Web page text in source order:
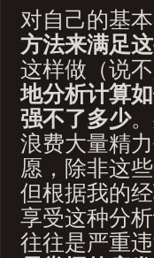
对自己的基
方法来满足
这样做（说
地分析计算
强不了多少
浪费大量精
愿，除非这
但根据我的
享受这种分
往往是严重